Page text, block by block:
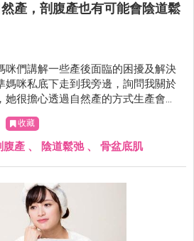
產，剖腹產也有可能會陰道鬆
咪們講解一些產後面臨的困擾及解決
媽咪私底下走到我旁邊，詢問我關於
很擔心透過自然產的方式生產會造
此她內心偏向選擇剖腹生產。但是難
實如初，不受影響嗎？
收藏
腹產 、 陰道鬆弛、 骨盆底肌